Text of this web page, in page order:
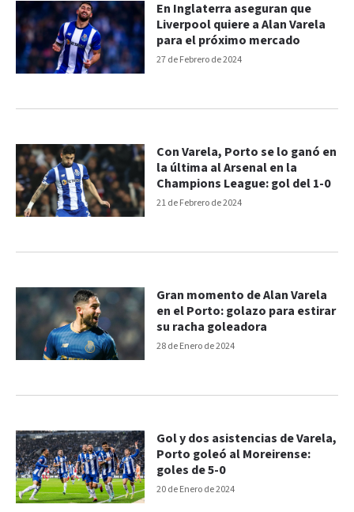
27 de Febrero de 2024
En Inglaterra aseguran que
Liverpool quiere a Alan Varela
para el próximo mercado
21 de Febrero de 2024
Con Varela, Porto se lo ganó en
la última al Arsenal en la
Champions League: gol del 1-0
28 de Enero de 2024
Gran momento de Alan Varela
en el Porto: golazo para estirar
su racha goleadora
20 de Enero de 2024
Gol y dos asistencias de Varela,
Porto goleó al Moreirense:
goles de 5-0